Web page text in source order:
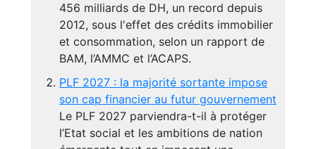
456 milliards de DH, un record depuis
2012, sous l'effet des crédits immobilier
et consommation, selon un rapport de
BAM, l’AMMC et l’ACAPS.
PLF 2027 : la majorité sortante impose
son cap financier au futur gouvernement
Le PLF 2027 parviendra-t-il à protéger
l’Etat social et les ambitions de nation